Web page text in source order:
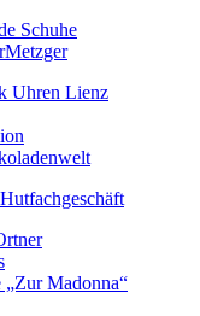
Schuhe
Uhren Lienz
„Zur Madonna“